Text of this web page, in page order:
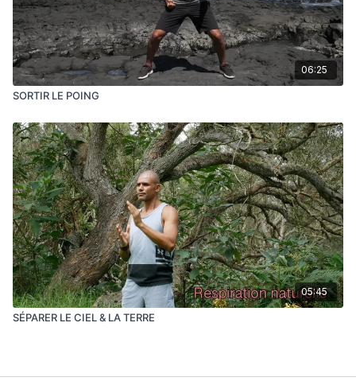
06:25
SORTIR LE POING
05:45
SÉPARER LE CIEL & LA TERRE